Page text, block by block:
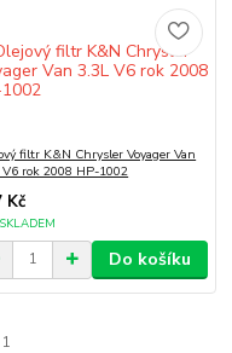
filtr K&N Chrysler Voyager Van
rok 2008 HP-1002
Kč
SKLADEM
Do košíku